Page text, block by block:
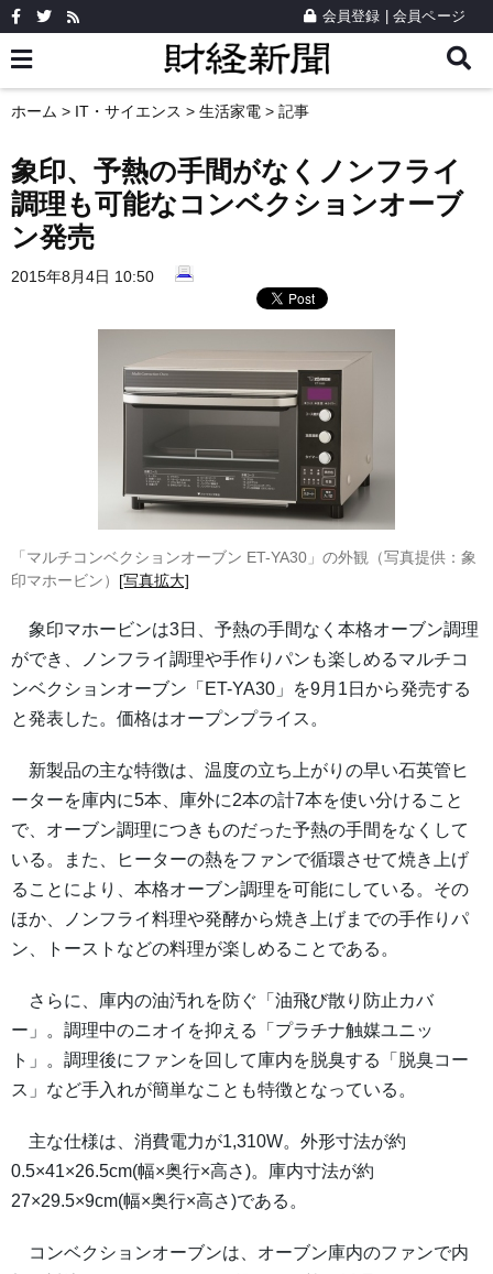
会員登録 会員ページ
ホーム > IT・サイエンス > 生活家電 > 記事
象印、予熱の手間がなくノンフライ
調理も可能なコンベクションオーブ
ン発売
2015年8月4日 10:50
「マルチコンベクションオーブン ET-YA30」の外観（写真提供：象
印マホービン） [写真拡大]
象印マホービンは3日、予熱の手間なく本格オーブン調理
ができ、ノンフライ調理や手作りパンも楽しめるマルチコ
ンベクションオーブン「ET-YA30」を9月1日から発売する
と発表した。価格はオープンプライス。
新製品の主な特徴は、温度の立ち上がりの早い石英管ヒ
ーターを庫内に5本、庫外に2本の計7本を使い分けること
で、オーブン調理につきものだった予熱の手間をなくして
いる。また、ヒーターの熱をファンで循環させて焼き上げ
ることにより、本格オーブン調理を可能にしている。その
ほか、ノンフライ料理や発酵から焼き上げまでの手作りパ
ン、トーストなどの料理が楽しめることである。
さらに、庫内の油汚れを防ぐ「油飛び散り防止カバ
ー」。調理中のニオイを抑える「プラチナ触媒ユニッ
ト」。調理後にファンを回して庫内を脱臭する「脱臭コー
ス」など手入れが簡単なことも特徴となっている。
主な仕様は、消費電力が1,310W。外形寸法が約
0.5×41×26.5cm(幅×奥行×高さ)。庫内寸法が約
27×29.5×9cm(幅×奥行×高さ)である。
コンベクションオーブンは、オーブン庫内のファンで内